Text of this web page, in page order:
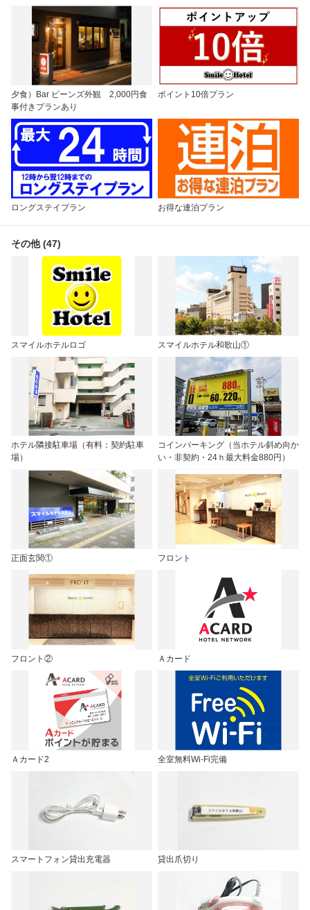
夕食）Bar ビーンズ外観 2,000円食
事付きプランあり
ポイント10倍プラン
ロングステイプラン お得な連泊プラン
その他 (47)
スマイルホテルロゴ スマイルホテル和歌山①
ホテル隣接駐車場（有料：契約駐車
場）
コインパーキング（当ホテル斜め向か
い・非契約・24ｈ最大料金880円）
正面玄関① フロント
フロント② Ａカード
Ａカード2 全室無料Wi-Fi完備
スマートフォン貸出充電器 貸出爪切り